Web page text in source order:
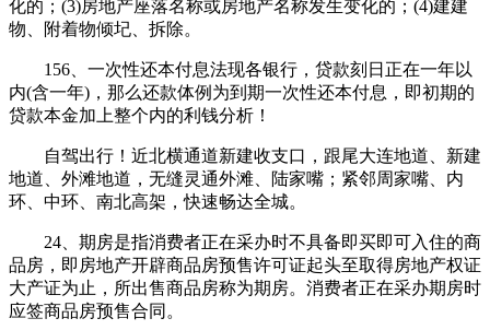
化的；(3)房地产座落名称或房地产名称发生变化的；(4)建建
物、附着物倾圮、拆除。
156、一次性还本付息法现各银行，贷款刻日正在一年以
内(含一年)，那么还款体例为到期一次性还本付息，即初期的
贷款本金加上整个内的利钱分析！
自驾出行！近北横通道新建收支口，跟尾大连地道、新建
地道、外滩地道，无缝灵通外滩、陆家嘴；紧邻周家嘴、内
环、中环、南北高架，快速畅达全城。
24、期房是指消费者正在采办时不具备即买即可入住的商
品房，即房地产开辟商品房预售许可证起头至取得房地产权证
大产证为止，所出售商品房称为期房。消费者正在采办期房时
应签商品房预售合同。